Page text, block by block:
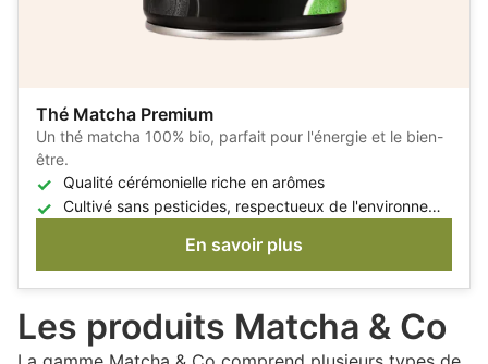
Thé Matcha Premium
Un thé matcha 100% bio, parfait pour l'énergie et le bien-
être.
Qualité cérémonielle riche en arômes
Cultivé sans pesticides, respectueux de l'environnement
En savoir plus
Les produits Matcha & Co